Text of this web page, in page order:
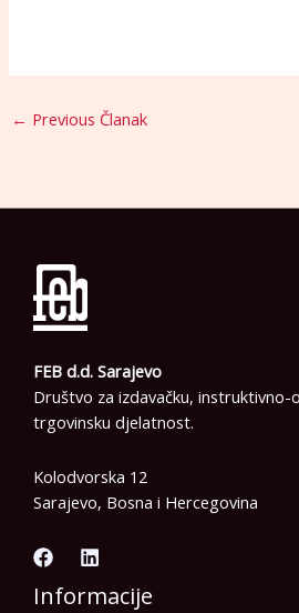
← Previous Članak
FEB d.d. Sarajevo
Društvo za izdavačku, instruktivno-
trgovinsku djelatnost.
Kolodvorska 12
Sarajevo, Bosna i Hercegovina
Informacije